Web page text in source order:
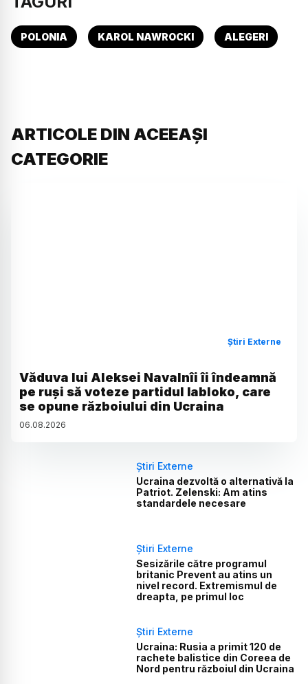
POLONIA KAROL NAWROCKI ALEGERI
ARTICOLE DIN ACEEAȘI
CATEGORIE
Știri Externe
Văduva lui Aleksei Navalnîi îi îndeamnă
pe ruși să voteze partidul Iabloko, care
se opune războiului din Ucraina
06.08.2026
Știri Externe
Ucraina dezvoltă o alternativă la
Patriot. Zelenski: Am atins
standardele necesare
Știri Externe
Sesizările către programul
britanic Prevent au atins un
nivel record. Extremismul de
dreapta, pe primul loc
Știri Externe
Ucraina: Rusia a primit 120 de
rachete balistice din Coreea de
Nord pentru războiul din Ucraina